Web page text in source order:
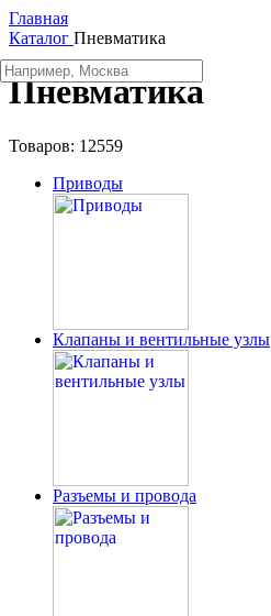
Главная
Каталог Пневматика
Пневматика
Товаров: 12559
Приводы
Клапаны и вентильные узлы
Разъемы и провода